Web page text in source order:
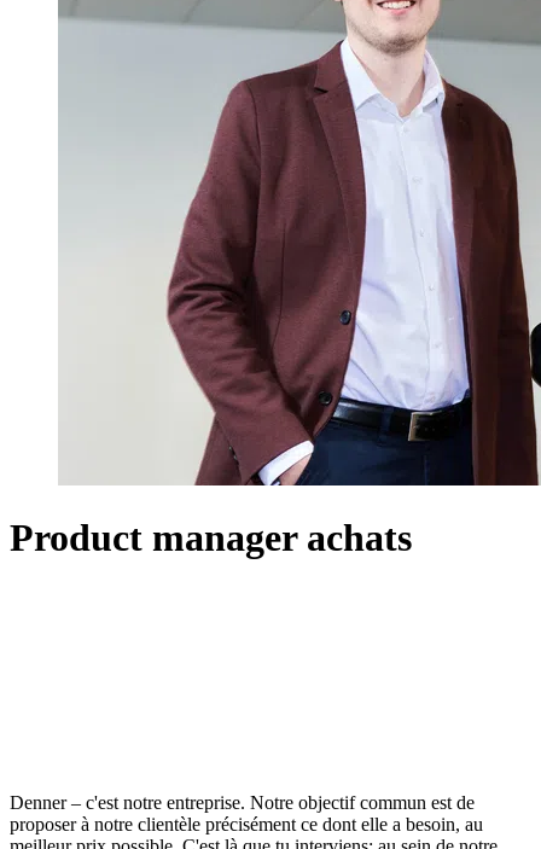
Product manager achats
Denner – c'est notre entreprise. Notre objectif commun est de
proposer à notre clientèle précisément ce dont elle a besoin, au